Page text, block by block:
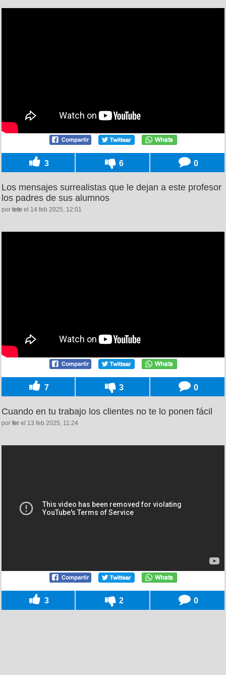
3 6 0
Los mensajes surrealistas que le dejan a este profesor
los padres de sus alumnos
por tete el 14 feb 2025, 12:01
7 3 0
Cuando en tu trabajo los clientes no te lo ponen fácil
por fer el 13 feb 2025, 11:24
3 2 0